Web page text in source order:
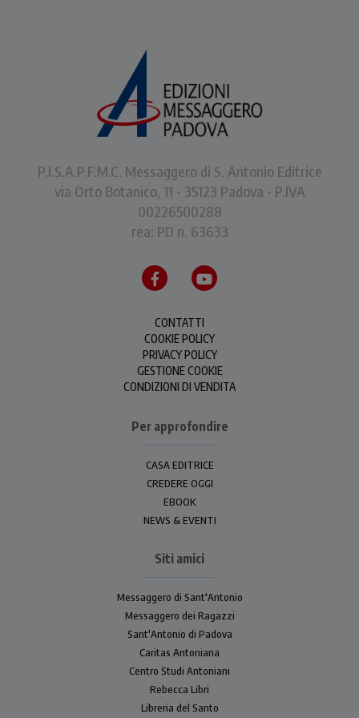
P.I.S.A.P.F.M.C. Messaggero di S. Antonio Editrice
via Orto Botanico, 11 - 35123 Padova - P.IVA
00226500288
rea: PD n. 63633
CONTATTI
COOKIE POLICY
PRIVACY POLICY
GESTIONE COOKIE
CONDIZIONI DI VENDITA
Per approfondire
CASA EDITRICE
CREDERE OGGI
EBOOK
NEWS & EVENTI
Siti amici
Messaggero di Sant'Antonio
Messaggero dei Ragazzi
Sant'Antonio di Padova
Caritas Antoniana
Centro Studi Antoniani
Rebecca Libri
Libreria del Santo